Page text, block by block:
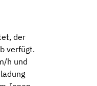
der
verfügt.
h und